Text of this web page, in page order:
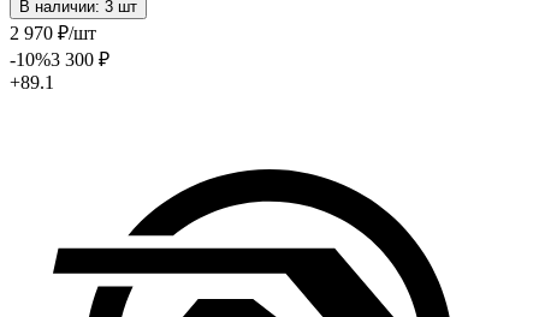
В наличии: 3 шт
2 970 ₽/шт
-10%3 300 ₽
+89.1